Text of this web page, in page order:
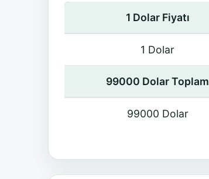
1 Dolar Fiyatı
1 Dolar
99000 Dolar Toplam
99000 Dolar